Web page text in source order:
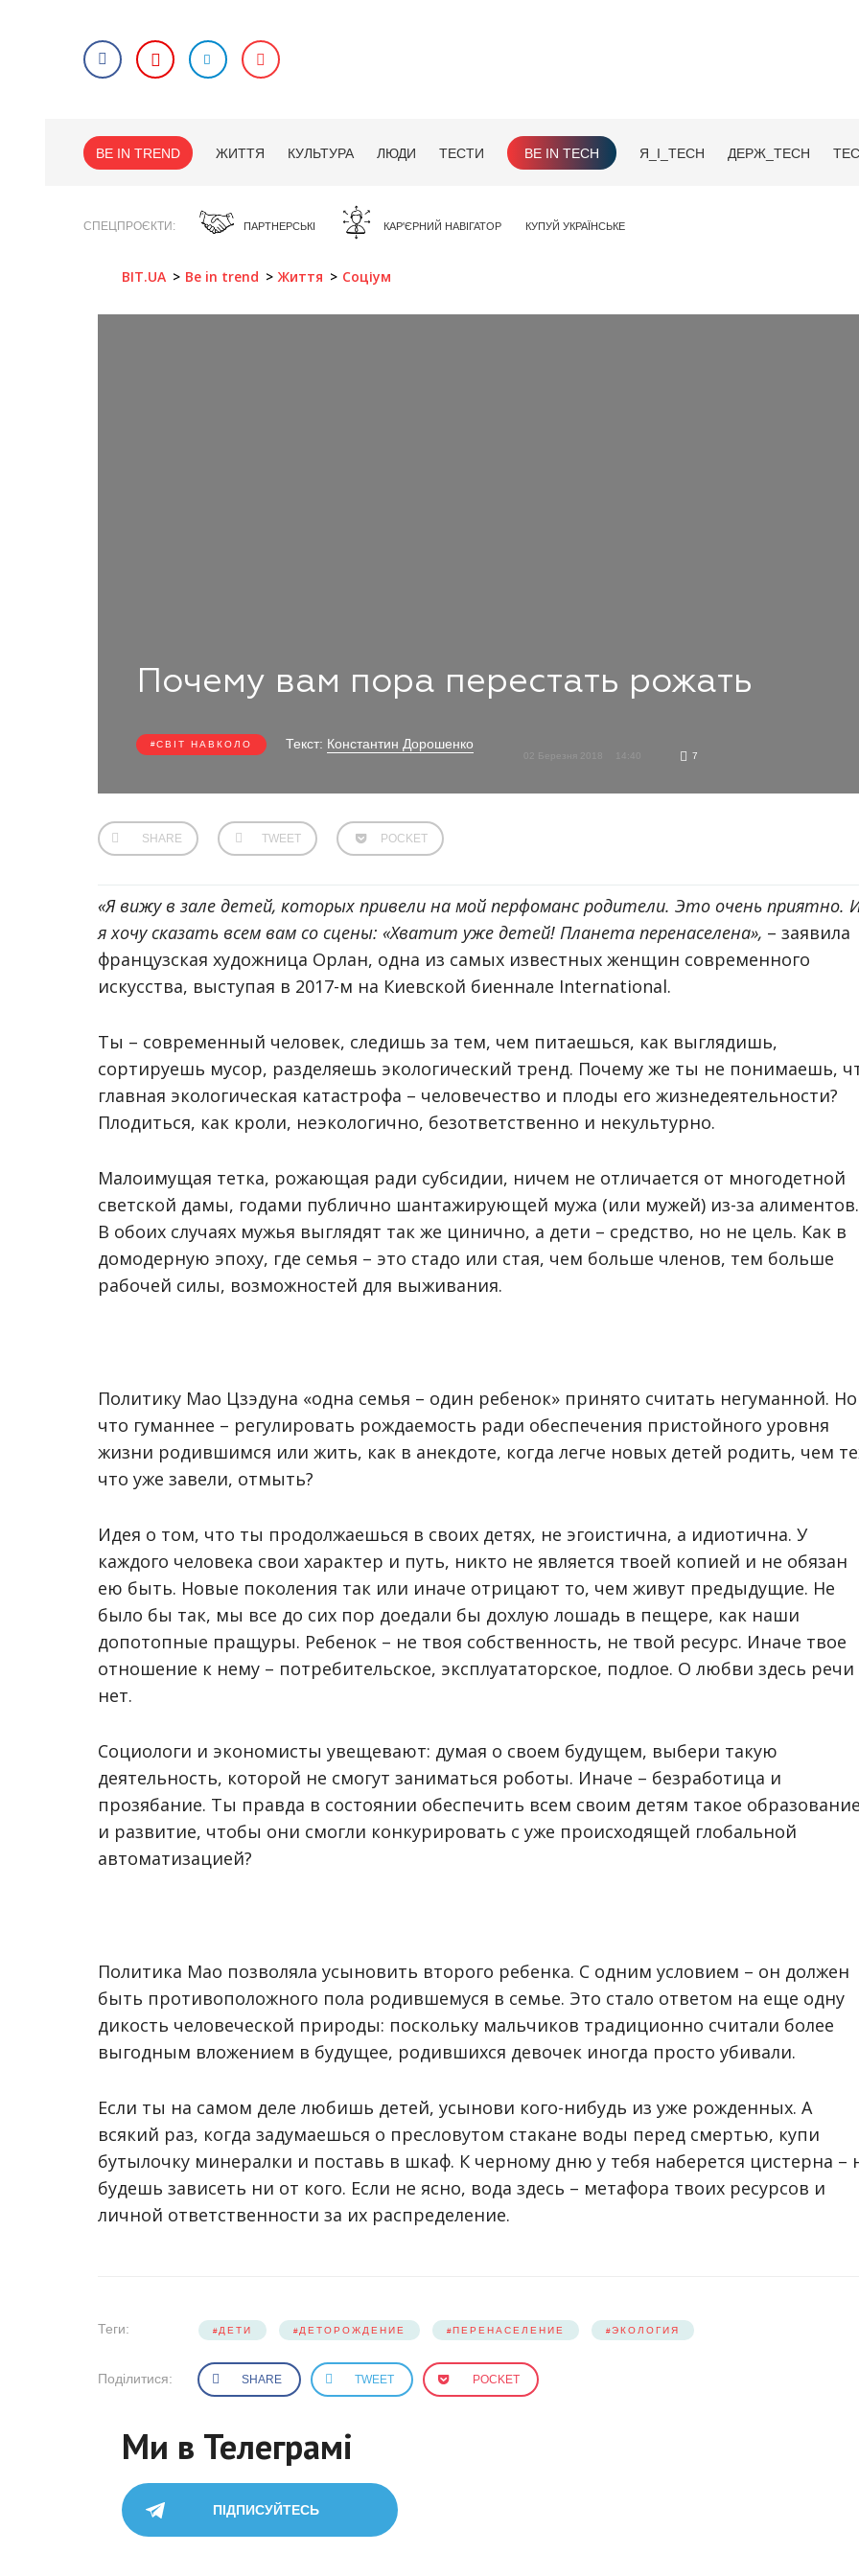
BE IN TREND ЖИТТЯ КУЛЬТУРА ЛЮДИ ТЕСТИ BE IN TECH Я_І_TECH ДЕРЖ_TECH
СПЕЦПРОЄКТИ ПАРТНЕРСЬКІ КАР'ЄРНИЙ НАВІГАТОР КУПУЙ УКРАЇНСЬКЕ
BIT.UA Be in trend Життя Соціум
Почему вам пора перестать рожать
СВІТ НАВКОЛО Текст: Константин Дорошенко
02 Березня 2018 7
SHARE TWEET POCKET
«Я вижу в зале детей, которых привели на мой перфоманс родители. Это очень приятно.
я хочу сказать всем вам со сцены: «Хватит уже детей! Планета перенаселена», – заявила
французская художница Орлан, одна из самых известных женщин современного
искусства, выступая в 2017-м на Киевской биеннале International.
Ты – современный человек, следишь за тем, чем питаешься, как выглядишь,
сортируешь мусор, разделяешь экологический тренд. Почему же ты не понимаешь,
главная экологическая катастрофа – человечество и плоды его жизнедеятельности?
Плодиться, как кроли, неэкологично, безответственно и некультурно.
Малоимущая тетка, рожающая ради субсидии, ничем не отличается от многодетной
светской дамы, годами публично шантажирующей мужа (или мужей) из-за алиментов.
В обоих случаях мужья выглядят так же цинично, а дети – средство, но не цель. Как в
домодерную эпоху, где семья – это стадо или стая, чем больше членов, тем больше
рабочей силы, возможностей для выживания.
Политику Мао Цзэдуна «одна семья – один ребенок» принято считать негуманной. Но
что гуманнее – регулировать рождаемость ради обеспечения пристойного уровня
жизни родившимся или жить, как в анекдоте, когда легче новых детей родить, чем
что уже завели, отмыть?
Идея о том, что ты продолжаешься в своих детях, не эгоистична, а идиотична. У
каждого человека свои характер и путь, никто не является твоей копией и не обязан
ею быть. Новые поколения так или иначе отрицают то, чем живут предыдущие. Не
было бы так, мы все до сих пор доедали бы дохлую лошадь в пещере, как наши
допотопные пращуры. Ребенок – не твоя собственность, не твой ресурс. Иначе твое
отношение к нему – потребительское, эксплуататорское, подлое. О любви здесь речи
нет.
Социологи и экономисты увещевают: думая о своем будущем, выбери такую
деятельность, которой не смогут заниматься роботы. Иначе – безработица и
прозябание. Ты правда в состоянии обеспечить всем своим детям такое
и развитие, чтобы они смогли конкурировать с уже происходящей глобальной
автоматизацией?
Политика Мао позволяла усыновить второго ребенка. С одним условием – он должен
быть противоположного пола родившемуся в семье. Это стало ответом на еще одну
дикость человеческой природы: поскольку мальчиков традиционно считали более
выгодным вложением в будущее, родившихся девочек иногда просто убивали.
Если ты на самом деле любишь детей, усынови кого-нибудь из уже рожденных. А
всякий раз, когда задумаешься о пресловутом стакане воды перед смертью, купи
бутылочку минералки и поставь в шкаф. К черному дню у тебя наберется цистерна –
будешь зависеть ни от кого. Если не ясно, вода здесь – метафора твоих ресурсов и
личной ответственности за их распределение.
Теги: ДЕТИ ДЕТОРОЖДЕНИЕ ПЕРЕНАСЕЛЕНИЕ ЭКОЛОГИЯ
Поділитися: SHARE TWEET POCKET
Ми в Телеграмі
ПІДПИСУЙТЕСЬ